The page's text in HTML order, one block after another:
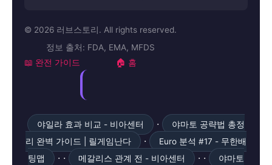
© 2026 러브스토리. All rights reserved.
정보 출처: FDA, EMA, MFDS
📖 완전 가이드 🏠 홈
야일라 효과 비교 - 비아센터 ·
야마토 공략법 총정
리 완벽 가이드 | 릴게임난다
·
Euro 분석 #17 - 무한배
팅맵
· · 메갈리스 관계 전 - 비아센터 · · 야마토